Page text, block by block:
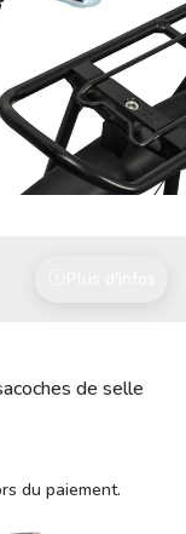
de selle
du paiement.